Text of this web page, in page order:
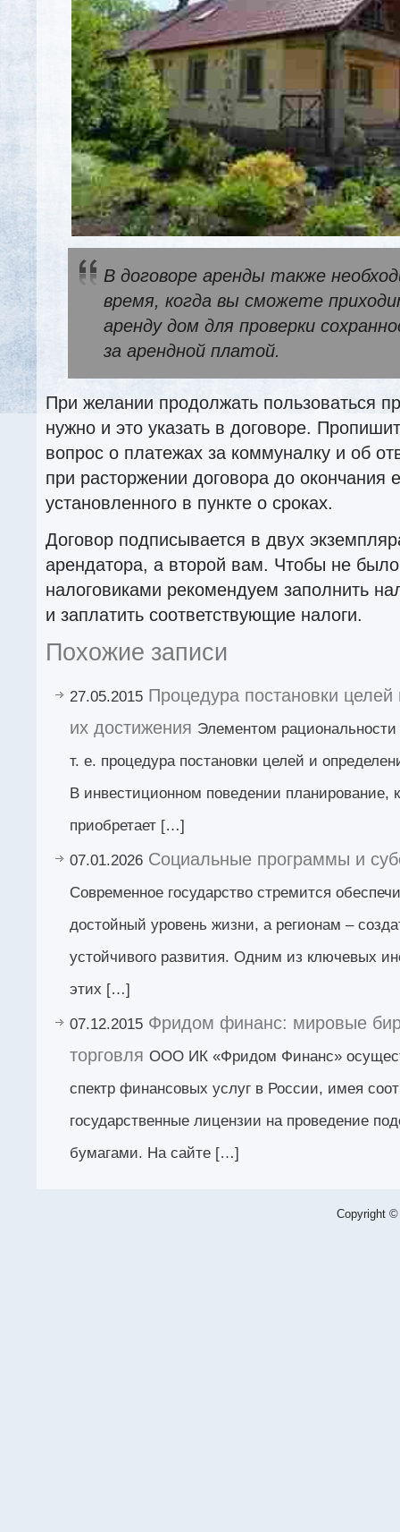
В договоре аренды также
время, когда вы сможете
аренду дом для проверки
за арендной платой.
При желании продолжать пользоваться
нужно и это указать в договоре.
вопрос о платежах за коммуналку и об
при расторжении договора до окончания
установленного в пункте о сроках.
Договор подписывается в двух
арендатора, а второй вам. Чтобы не
налоговиками рекомендуем заполнить
и заплатить соответствующие налоги.
Похожие записи
27.05.2015 Процедура постановки
их достижения Элементом
т. е. процедура постановки целей и
В инвестиционном поведении планирование,
приобретает […]
07.01.2026 Социальные программы и
Современное государство стремится
достойный уровень жизни, а регионам –
устойчивого развития. Одним из ключевых
этих […]
07.12.2015 Фридом финанс: мировые
торговля ООО ИК «Фридом Финанс»
спектр финансовых услуг в России, имея
государственные лицензии на проведение
бумагами. На сайте […]
Copyright ©